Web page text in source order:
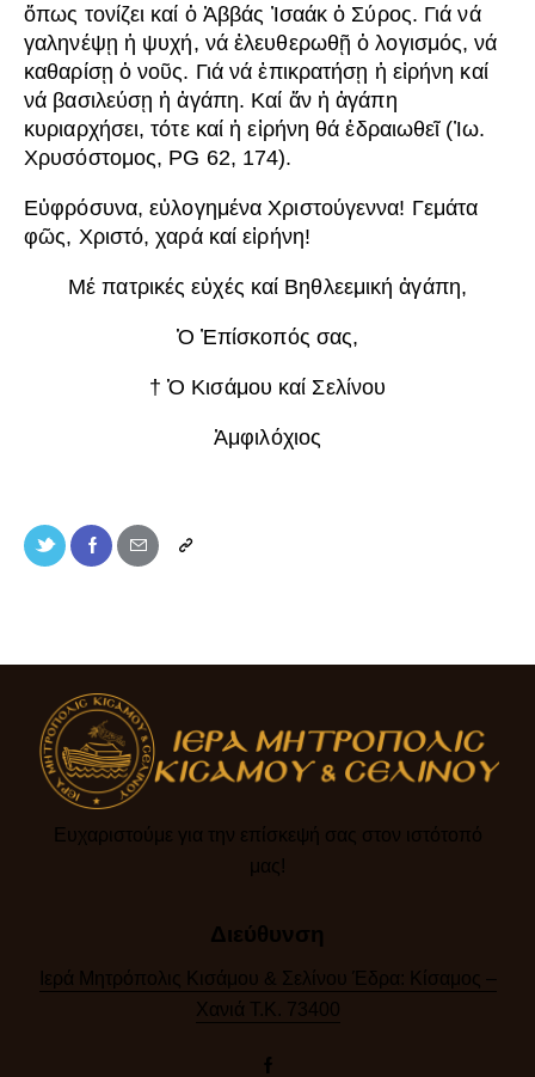
ὅπως τονίζει καί ὁ Ἀββάς Ἰσαάκ ὁ Σύρος. Γιά νά
γαληνέψῃ ἡ ψυχή, νά ἐλευθερωθῇ ὁ λογισμός, νά
καθαρίσῃ ὁ νοῦς. Γιά νά ἐπικρατήσῃ ἡ εἰρήνη καί
νά βασιλεύσῃ ἡ ἀγάπη. Καί ἄν ἡ ἀγάπη
κυριαρχήσει, τότε καί ἡ εἰρήνη θά ἑδραιωθεῖ (Ἰω.
Χρυσόστομος, PG 62, 174).
Εὐφρόσυνα, εὐλογημένα Χριστούγεννα! Γεμάτα
φῶς, Χριστό, χαρά καί εἰρήνη!
Μέ πατρικές εὐχές καί Βηθλεεμική ἀγάπη,
Ὁ Ἐπίσκοπός σας,
† Ὁ Κισάμου καί Σελίνου
Ἀμφιλόχιος
Ευχαριστούμε για την επίσκεψή σας στον ιστότοπό
μας!​
Διεύθυνση
Ιερά Μητρόπολις Κισάμου & Σελίνου Έδρα: Κίσαμος –
Χανιά Τ.Κ. 73400